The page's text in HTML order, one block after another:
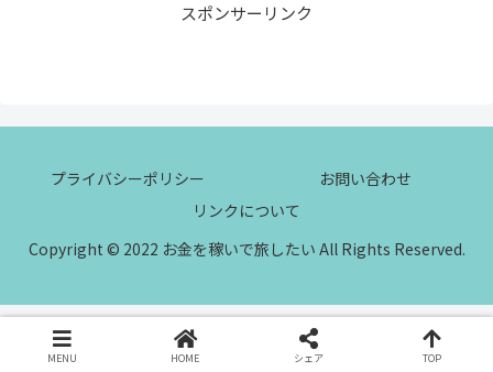
スポンサーリンク
プライバシーポリシー
お問い合わせ
リンクについて
Copyright © 2022 お金を稼いで旅したい All Rights Reserved.
MENU HOME シェア TOP